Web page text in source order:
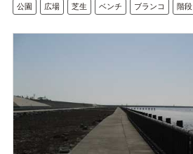
公園 広場 芝生 ベンチ ブランコ 階段